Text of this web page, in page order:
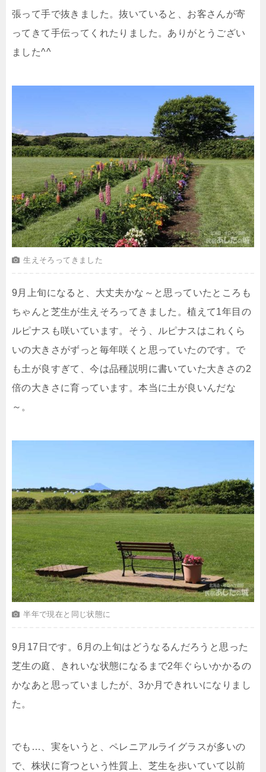
張って手で抜きました。抜いていると、お客さんが寄
ってきて手伝ってくれたりました。ありがとうござい
ました^^
生えそろってきました
9月上旬になると、大丈夫かな～と思っていたところも
ちゃんと芝生が生えそろってきました。植えて1年目の
ルピナスも咲いています。そう、ルピナスはこれくら
いの大きさがずっと毎年咲くと思っていたのです。で
も土が良すぎて、今は品種説明に書いていた大きさの2
倍の大きさに育っています。本当に土が良いんだな
～。
半年で現在と同じ状態に
9月17日です。6月の上旬はどうなるんだろうと思った
芝生の庭、きれいな状態になるまで2年ぐらいかかるの
かなあと思っていましたが、3か月できれいになりまし
た。
でも…、実をいうと、ペレニアルライグラスが多いの
で、株状に育つという性質上、芝生を歩いていて以前